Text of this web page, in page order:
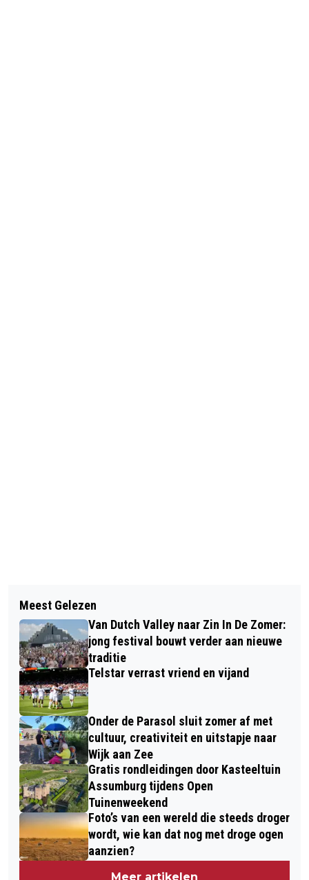
MATTIJS REINEN NIEUWE
STADSDICHTER VAN BEVERWIJK
GLÜHWEINPROEVERIJ BIJ CAFÉ DE
ZON
Meest Gelezen
Van Dutch Valley naar Zin In De Zomer:
jong festival bouwt verder aan nieuwe
traditie
Telstar verrast vriend en vijand
Onder de Parasol sluit zomer af met
cultuur, creativiteit en uitstapje naar
Wijk aan Zee
Gratis rondleidingen door Kasteeltuin
Assumburg tijdens Open
Tuinenweekend
Foto’s van een wereld die steeds droger
wordt, wie kan dat nog met droge ogen
aanzien?
Meer artikelen